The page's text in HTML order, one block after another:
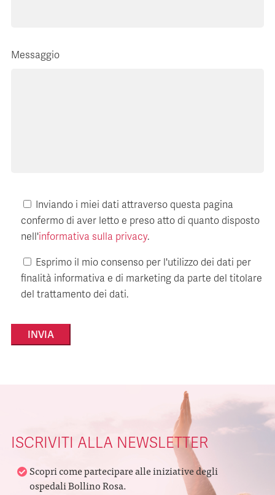
Messaggio
Inviando i miei dati attraverso questa pagina
confermo di aver letto e preso atto di quanto disposto
nell'informativa sulla privacy.
Esprimo il mio consenso per l'utilizzo dei dati per
finalità informativa e di marketing da parte del titolare
del trattamento dei dati.
ISCRIVITI ALLA NEWSLETTER
Scopri come partecipare alle iniziative degli
ospedali Bollino Rosa.